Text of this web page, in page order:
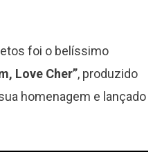
foi o belíssimo
Love Cher”, produzido
homenagem e lançado